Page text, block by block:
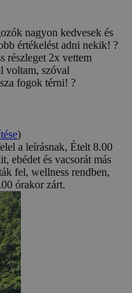
nagyon kedvesek és
értékelést adni nekik! ?
részleget 2x vettem
voltam, szóval
fogok térni! ?
)
a leírásnak, Ételt 8.00
ebédet és vacsorát más
fel, wellness rendben,
órakor zárt.